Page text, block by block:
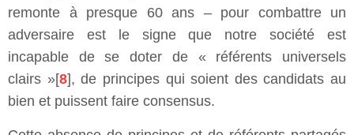
remonte à presque 60 ans – pour combattre un
adversaire est le signe que notre société est
incapable de se doter de « référents universels
clairs »[8], de principes qui soient des candidats au
bien et puissent faire consensus.